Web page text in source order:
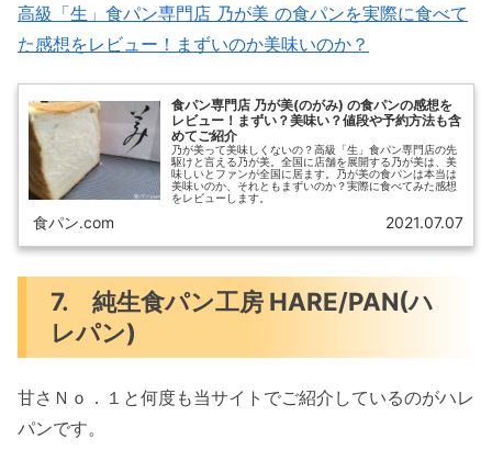
高級「生」食パン専門店 乃が美 の食パンを実際に食べて
た感想をレビュー！まずいのか美味いのか？
食パン専門店 乃が美(のがみ) の食パンの感想を
レビュー！まずい？美味い？値段や予約方法も含
めてご紹介
乃が美って美味しくないの？高級「生」食パン専門店の先
駆けと言える乃が美。全国に店舗を展開する乃が美は、美
味しいとファンが全国に居ます。乃が美の食パンは本当は
美味いのか、それともまずいのか？実際に食べてみた感想
をレビューします。
食パン.com 2021.07.07
7. 純生食パン工房 HARE/PAN(ハ
レパン)
甘さＮｏ．１と何度も当サイトでご紹介しているのがハレ
パンです。